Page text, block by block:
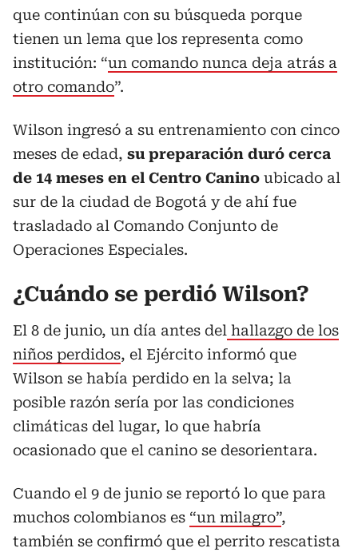
que continúan con su búsqueda porque
tienen un lema que los representa como
institución: “un comando nunca deja atrás a
otro comando”.
Wilson ingresó a su entrenamiento con cinco
meses de edad, su preparación duró cerca
de 14 meses en el Centro Canino ubicado al
sur de la ciudad de Bogotá y de ahí fue
trasladado al Comando Conjunto de
Operaciones Especiales.
¿Cuándo se perdió Wilson?
El 8 de junio, un día antes del hallazgo de los
niños perdidos, el Ejército informó que
Wilson se había perdido en la selva; la
posible razón sería por las condiciones
climáticas del lugar, lo que habría
ocasionado que el canino se desorientara.
Cuando el 9 de junio se reportó lo que para
muchos colombianos es “un milagro”,
también se confirmó que el perrito rescatista